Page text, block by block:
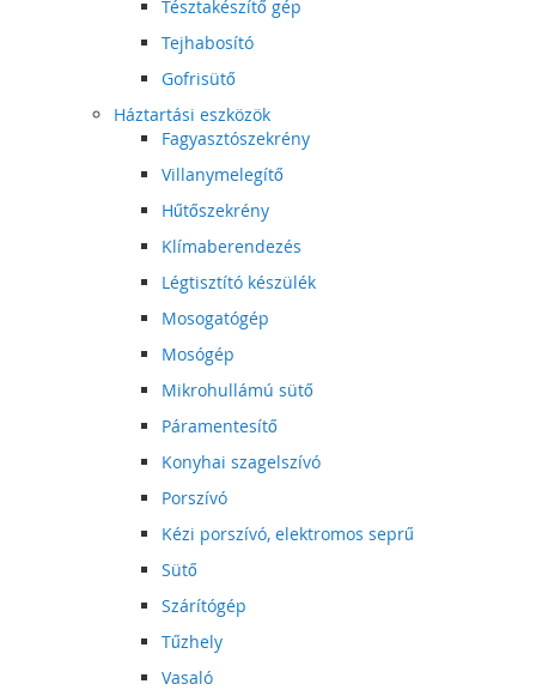
Tésztakészítő gép
Tejhabosító
Gofrisütő
Háztartási eszközök
Fagyasztószekrény
Villanymelegítő
Hűtőszekrény
Klímaberendezés
Légtisztító készülék
Mosogatógép
Mosógép
Mikrohullámú sütő
Páramentesítő
Konyhai szagelszívó
Porszívó
Kézi porszívó, elektromos seprű
Sütő
Szárítógép
Tűzhely
Vasaló